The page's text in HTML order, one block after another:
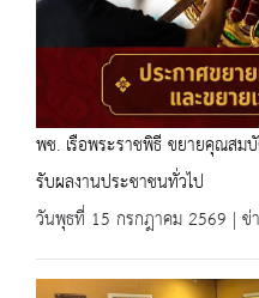
พช. เรือพระราชพิธี ขยายคุณสม
รับผลงานประชาชนทั่วไป
วันพุธที่ 15 กรกฎาคม 2569 | ข่